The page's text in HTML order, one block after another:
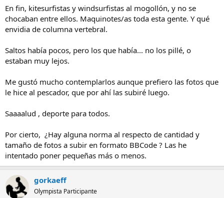
En fin, kitesurfistas y windsurfistas al mogollón, y no se
chocaban entre ellos. Maquinotes/as toda esta gente. Y qué
envidia de columna vertebral.
Saltos había pocos, pero los que había... no los pillé, o
estaban muy lejos.
Me gustó mucho contemplarlos aunque prefiero las fotos que
le hice al pescador, que por ahí las subiré luego.
Saaaalud , deporte para todos.
Por cierto, ¿Hay alguna norma al respecto de cantidad y
tamaño de fotos a subir en formato BBCode ? Las he
intentado poner pequeñas más o menos.
gorkaeff
Olympista Participante